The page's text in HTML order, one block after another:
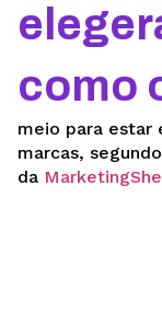
como
meio para estar
marcas,
da